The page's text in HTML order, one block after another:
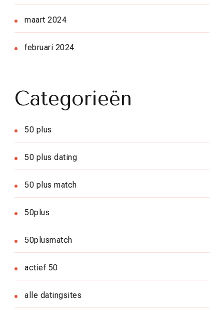
maart 2024
februari 2024
Categorieën
50 plus
50 plus dating
50 plus match
50plus
50plusmatch
actief 50
alle datingsites